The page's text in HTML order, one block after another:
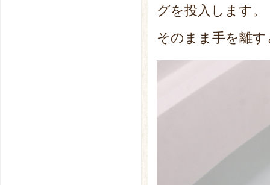
グを投入します。
そのまま手を離す